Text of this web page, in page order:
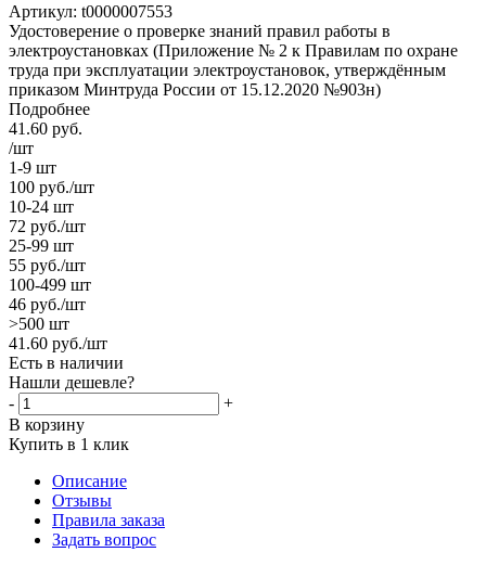
Артикул: t0000007553
Удостоверение о проверке знаний правил работы в
электроустановках (Приложение № 2 к Правилам по охране
труда при эксплуатации электроустановок, утверждённым
приказом Минтруда России от 15.12.2020 №903н)
Подробнее
41.60 руб.
/шт
1-9 шт
100 руб./шт
10-24 шт
72 руб./шт
25-99 шт
55 руб./шт
100-499 шт
46 руб./шт
>500 шт
41.60 руб./шт
Есть в наличии
Нашли дешевле?
-
+
В корзину
Купить в 1 клик
Описание
Отзывы
Правила заказа
Задать вопрос